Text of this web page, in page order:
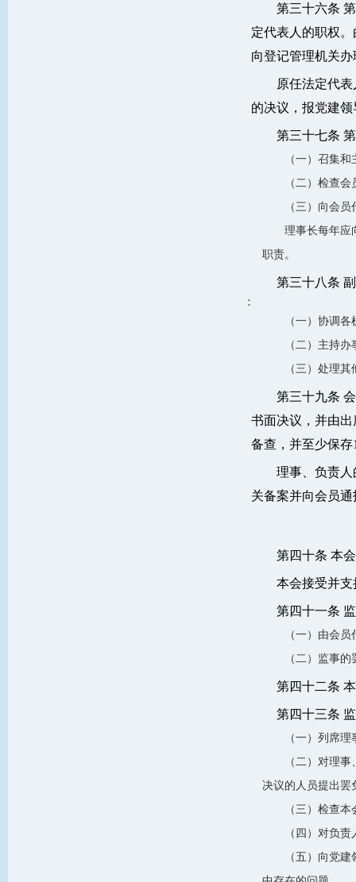
第三十六条
定代表人的职权
向登记管理机关
原任法定代
的决议，报党建
第三十七条
（一）召集
（二）检查
（三）向会
理事长每年应
职责。
第三十八条
：
（一）协调
（二）主持
（三）处理
第三十九条
书面决议，并由
备查，并至少保存
理事、负责
关备案并向会员
第四十条 本
本会接受并
第四十一条
（一）由会
（二）监事
第四十二条
第四十三条
（一）列席
（二）对理
决议的人员提出罢
（三）检查
（四）对负
（五）向党